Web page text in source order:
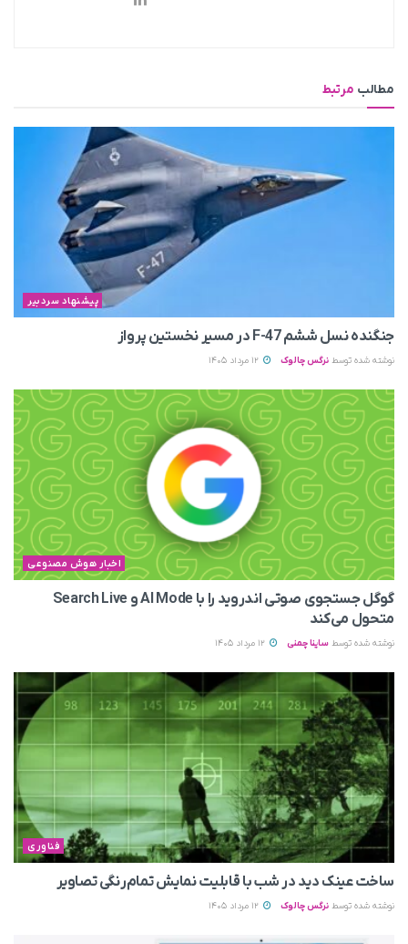
مطالب مرتبط
پیشنهاد سردبیر
جنگنده نسل ششم F-47 در مسیر نخستین پرواز
نوشته شده توسط نرگس چالوک
اخبار هوش مصنوعی
گوگل جستجوی صوتی اندروید را با AI Mode و Search Live
متحول می‌کند
نوشته شده توسط ساینا چمنی
فناوری
ساخت عینک دید در شب با قابلیت نمایش تمام‌رنگی تصاویر
نوشته شده توسط نرگس چالوک